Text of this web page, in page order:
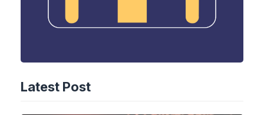
Latest Post